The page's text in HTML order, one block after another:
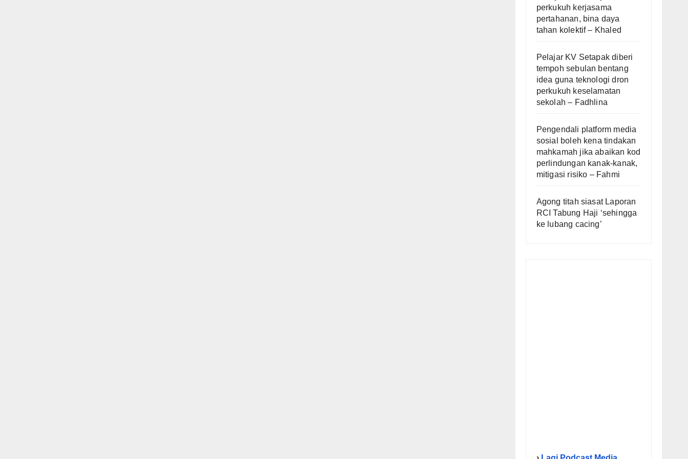
perkukuh kerjasama
pertahanan, bina daya
tahan kolektif – Khaled
Pelajar KV Setapak diberi
tempoh sebulan bentang
idea guna teknologi dron
perkukuh keselamatan
sekolah – Fadhlina
Pengendali platform media
sosial boleh kena tindakan
mahkamah jika abaikan kod
perlindungan kanak-kanak,
mitigasi risiko – Fahmi
Agong titah siasat Laporan
RCI Tabung Haji ‘sehingga
ke lubang cacing’